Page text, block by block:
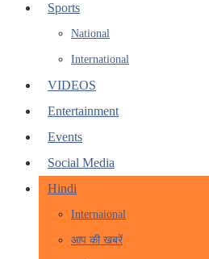
Sports
National
International
VIDEOS
Entertainment
Events
Social Media
Hindi
Internaional
आप की खबरें